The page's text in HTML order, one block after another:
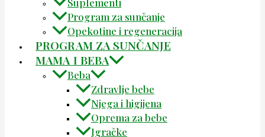
Program za sunčanje
Opekotine i regeneracija
PROGRAM ZA SUNČANJE
MAMA I BEBA
Beba
Zdravlje bebe
Njega i higijena
Oprema za bebe
Igračke